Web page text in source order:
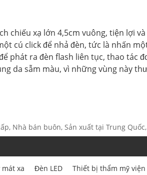
chiếu xạ lớn 4,5cm vuông, tiện lợi
cú click để nhả đèn, tức là nhấn
phát ra đèn flash liên tục, thao tác
da sẫm màu, vì những vùng này
Nhà bán buôn, Sản xuất tại Trung
mát xa Đèn LED Thiết bị thẩm mỹ viện